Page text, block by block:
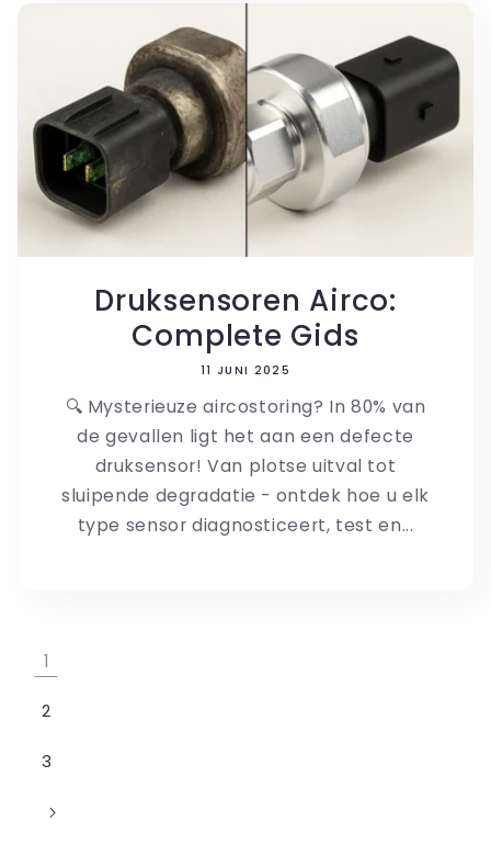
Druksensoren Airco:
Complete Gids
11 JUNI 2025
🔍 Mysterieuze aircostoring? In 80% van
de gevallen ligt het aan een defecte
druksensor! Van plotse uitval tot
sluipende degradatie - ontdek hoe u elk
type sensor diagnosticeert, test en...
1
2
3